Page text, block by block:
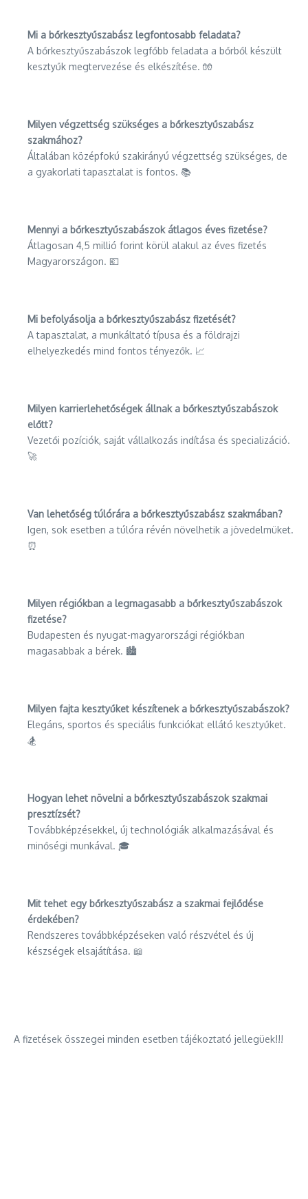
Mi a bőrkesztyűszabász legfontosabb feladata?
A bőrkesztyűszabászok legfőbb feladata a bőrből készült
kesztyűk megtervezése és elkészítése. 🧤
Milyen végzettség szükséges a bőrkesztyűszabász
szakmához?
Általában középfokú szakirányú végzettség szükséges, de
a gyakorlati tapasztalat is fontos. 📚
Mennyi a bőrkesztyűszabászok átlagos éves fizetése?
Átlagosan 4,5 millió forint körül alakul az éves fizetés
Magyarországon. 💶
Mi befolyásolja a bőrkesztyűszabász fizetését?
A tapasztalat, a munkáltató típusa és a földrajzi
elhelyezkedés mind fontos tényezők. 📈
Milyen karrierlehetőségek állnak a bőrkesztyűszabászok
előtt?
Vezetői pozíciók, saját vállalkozás indítása és specializáció.
🚀
Van lehetőség túlórára a bőrkesztyűszabász szakmában?
Igen, sok esetben a túlóra révén növelhetik a jövedelmüket.
⏰
Milyen régiókban a legmagasabb a bőrkesztyűszabászok
fizetése?
Budapesten és nyugat-magyarországi régiókban
magasabbak a bérek. 🏙️
Milyen fajta kesztyűket készítenek a bőrkesztyűszabászok?
Elegáns, sportos és speciális funkciókat ellátó kesztyűket.
🏂
Hogyan lehet növelni a bőrkesztyűszabászok szakmai
presztízsét?
Továbbképzésekkel, új technológiák alkalmazásával és
minőségi munkával. 🎓
Mit tehet egy bőrkesztyűszabász a szakmai fejlődése
érdekében?
Rendszeres továbbképzéseken való részvétel és új
készségek elsajátítása. 📖
A fizetések összegei minden esetben tájékoztató jellegüek!!!